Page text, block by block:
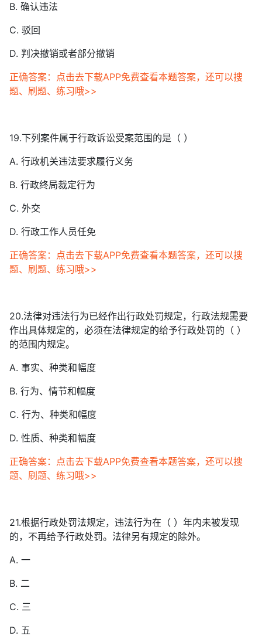
B. 确认违法
C. 驳回
D. 判决撤销或者部分撤销
正确答案：点击去下载APP免费查看本题答案，还可以搜
题、刷题、练习哦>>
19.下列案件属于行政诉讼受案范围的是（ ）
A. 行政机关违法要求履行义务
B. 行政终局裁定行为
C. 外交
D. 行政工作人员任免
正确答案：点击去下载APP免费查看本题答案，还可以搜
题、刷题、练习哦>>
20.法律对违法行为已经作出行政处罚规定，行政法规需要
作出具体规定的，必须在法律规定的给予行政处罚的（ ）
的范围内规定。
A. 事实、种类和幅度
B. 行为、情节和幅度
C. 行为、种类和幅度
D. 性质、种类和幅度
正确答案：点击去下载APP免费查看本题答案，还可以搜
题、刷题、练习哦>>
21.根据行政处罚法规定，违法行为在（ ）年内未被发现
的，不再给予行政处罚。法律另有规定的除外。
A. 一
B. 二
C. 三
D. 五